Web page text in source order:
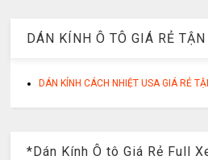
DÁN KÍNH Ô TÔ GIÁ RẺ TẬN
DÁN KÍNH CÁCH NHIỆT USA GIÁ RẺ
*Dán Kính Ô tô Giá Rẻ Full